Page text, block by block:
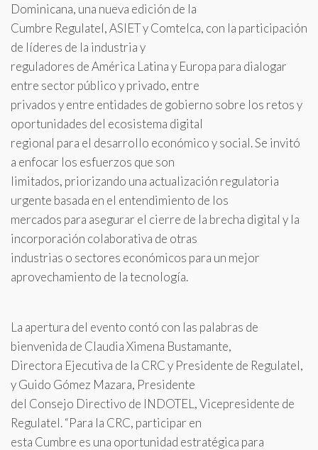
Dominicana, una nueva edición de la
Cumbre Regulatel, ASIET y Comtelca, con la participación
de líderes de la industria y
reguladores de América Latina y Europa para dialogar
entre sector público y privado, entre
privados y entre entidades de gobierno sobre los retos y
oportunidades del ecosistema digital
regional para el desarrollo económico y social. Se invitó
a enfocar los esfuerzos que son
limitados, priorizando una actualización regulatoria
urgente basada en el entendimiento de los
mercados para asegurar el cierre de la brecha digital y la
incorporación colaborativa de otras
industrias o sectores económicos para un mejor
aprovechamiento de la tecnología.
La apertura del evento contó con las palabras de
bienvenida de Claudia Ximena Bustamante,
Directora Ejecutiva de la CRC y Presidente de Regulatel,
y Guido Gómez Mazara, Presidente
del Consejo Directivo de INDOTEL, Vicepresidente de
Regulatel. “Para la CRC, participar en
esta Cumbre es una oportunidad estratégica para